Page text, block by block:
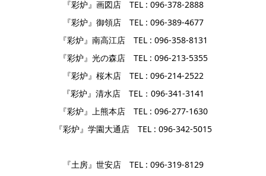
『彩炉』画図店 TEL : 096-378-2888
『彩炉』御領店 TEL : 096-389-4677
『彩炉』南高江店 TEL : 096-358-8131
『彩炉』光の森店 TEL : 096-213-5355
『彩炉』桜木店 TEL : 096-214-2522
『彩炉』清水店 TEL：096-341-3141
『彩炉』上熊本店 TEL : 096-277-1630
『彩炉』学園大通店 TEL : 096-342-5015
『土房』世安店 TEL : 096-319-8129